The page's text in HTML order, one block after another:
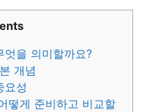
엇을 의미할까요?
개념
요성
떻게 준비하고 비교할